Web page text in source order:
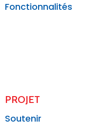
Fonctionnalités
PROJET
Soutenir